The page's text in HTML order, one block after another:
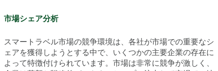
市場シェア分析
スマートラベル市場の競争環境は、各社が市場での重要なシ
ェアを獲得しようとする中で、いくつかの主要企業の存在に
よって特徴付けられています。市場は非常に競争が激しく、